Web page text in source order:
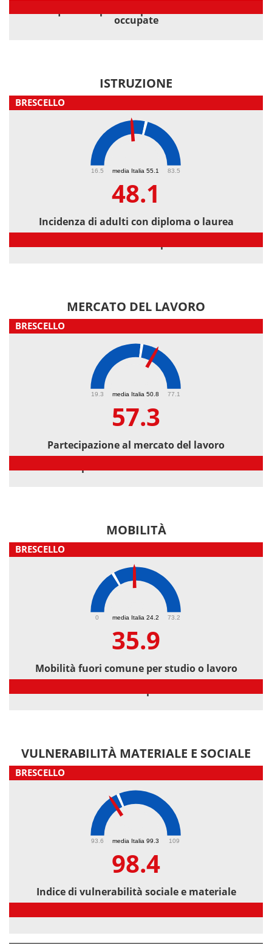
occupate
ISTRUZIONE
BRESCELLO
media Italia 55.1
16.5 83.5
48.1
Incidenza di adulti con diploma o laurea
MERCATO DEL LAVORO
BRESCELLO
media Italia 50.8
19.3 77.1
57.3
Partecipazione al mercato del lavoro
MOBILITÀ
BRESCELLO
media Italia 24.2
0 73.2
35.9
Mobilità fuori comune per studio o lavoro
VULNERABILITÀ MATERIALE E SOCIALE
BRESCELLO
media Italia 99.3
93.6 109
98.4
Indice di vulnerabilità sociale e materiale